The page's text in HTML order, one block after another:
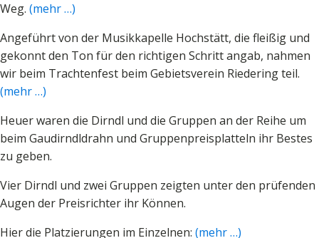
Weg. (mehr …)
Angeführt von der Musikkapelle Hochstätt, die fleißig und
gekonnt den Ton für den richtigen Schritt angab, nahmen
wir beim Trachtenfest beim Gebietsverein Riedering teil.
(mehr …)
Heuer waren die Dirndl und die Gruppen an der Reihe um
beim Gaudirndldrahn und Gruppenpreisplatteln ihr Bestes
zu geben.
Vier Dirndl und zwei Gruppen zeigten unter den prüfenden
Augen der Preisrichter ihr Können.
Hier die Platzierungen im Einzelnen: (mehr …)